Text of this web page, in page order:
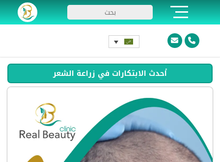
أحدث الابتكارات في زراعة الشعر